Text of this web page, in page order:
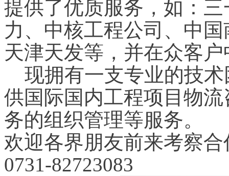
提供了优质服务，如：
力、中核工程公司、中
天津天发等，并在众客
现拥有一支专业的技
供国际国内工程项目物
务的组织管理等服务。
欢迎各界朋友前来考察
0731-82723083